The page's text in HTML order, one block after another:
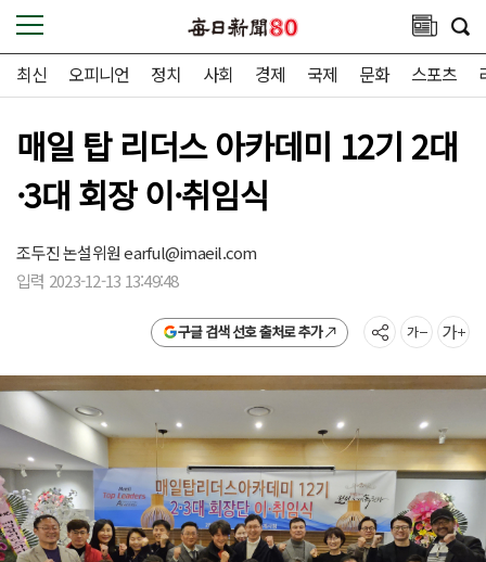
최신 오피니언 정치 사회 경제 국제 문화 스포츠
매일 탑 리더스 아카데미 12기 2대
·3대 회장 이·취임식
조두진 논설위원earful@imaeil.com
입력 2023-12-13 13:49:48
구글 검색 선호 출처로 추가